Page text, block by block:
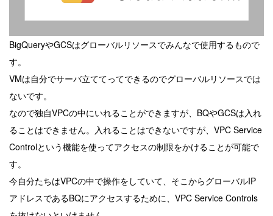
BigQueryやGCSはグローバルリソースでみんなで使用するもので
す。
VMは自分でサーバ立ててってできるのでグローバルリソースでは
ないです。
なので独自VPCの中にいれることができますが、BQやGCSは入れ
ることはできません。入れることはできないですが、VPC Service
Controlという機能を使ってアクセスの制限をかけることが可能で
す。
今自分たちはVPCの中で操作をしていて、そこからグローバルIP
アドレスであるBQにアクセスするために、VPC Service Controls